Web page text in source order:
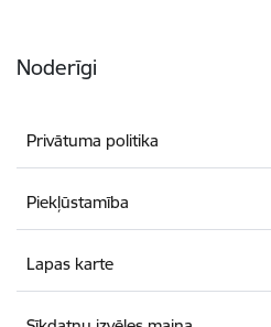
Noderīgi
Privātuma politika
Piekļūstamība
Lapas karte